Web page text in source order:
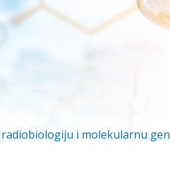
i molekularnu